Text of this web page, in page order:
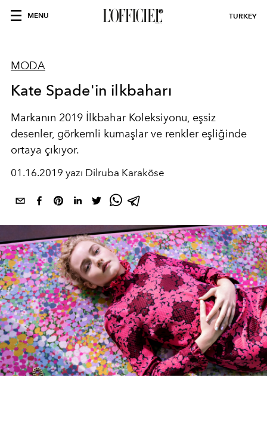
MENU TURKEY
MODA
Kate Spade'in ilkbaharı
Markanın 2019 İlkbahar Koleksiyonu, eşsiz
desenler, görkemli kumaşlar ve renkler eşliğinde
ortaya çıkıyor.
01.16.2019 yazı Dilruba Karaköse